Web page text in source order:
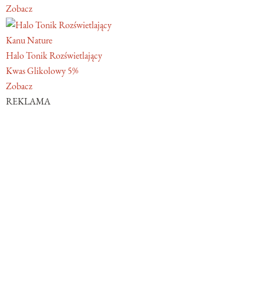
Zobacz
Kanu Nature
Halo Tonik Rozświetlający
Kwas Glikolowy 5%
Zobacz
REKLAMA